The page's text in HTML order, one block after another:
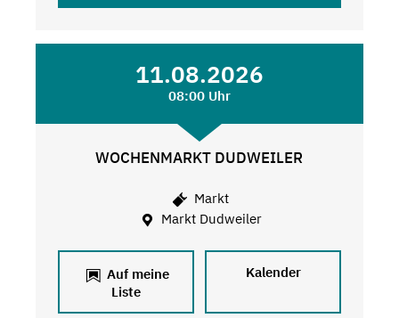
11.08.2026
08:00 Uhr
WOCHENMARKT DUDWEILER
Markt
Markt Dudweiler
Auf meine
Liste
Kalender